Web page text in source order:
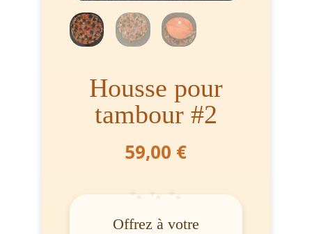
Housse pour
tambour #2
59,00 €
Offrez à votre